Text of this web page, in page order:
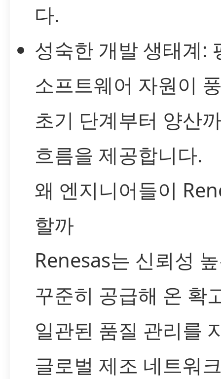
다.
성숙한 개발 생태계:
소프트웨어 자원이
초기 단계부터 양산
흐름을 제공합니다.
왜 엔지니어들이
할까
Renesas는 신뢰성
꾸준히 공급해 온 확
일관된 품질 관리를
글로벌 제조 네트워